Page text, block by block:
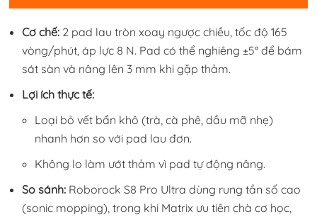
Cơ chế: 2 pad lau tròn xoay ngược chiều, tốc độ 165
vòng/phút, áp lực 8 N. Pad có thể nghiêng ±5° để bám
sát sàn và nâng lên 3 mm khi gặp thảm.
Lợi ích thực tế:
Loại bỏ vết bẩn khô (trà, cà phê, dầu mỡ nhẹ)
nhanh hơn so với pad lau đơn.
Không lo làm ướt thảm vì pad tự động nâng.
So sánh: Roborock S8 Pro Ultra dùng rung tần số cao
(sonic mopping), trong khi Matrix ưu tiên chà cơ học,